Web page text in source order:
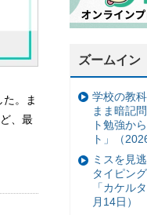
。ま
、最
ズームイン
学校の教
まま暗記
ト勉強か
ト」（
ミスを見
タイピン
「カケル
月14日）